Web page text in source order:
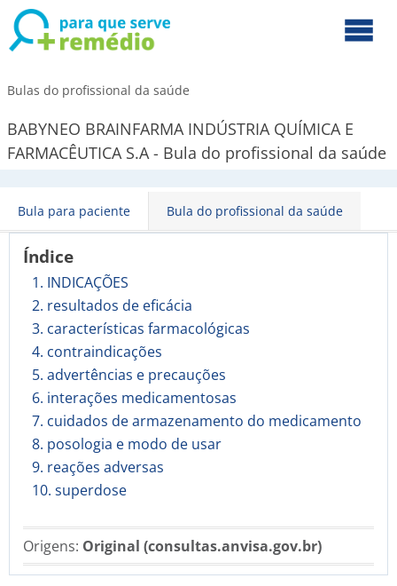
Bulas do profissional da saúde
BABYNEO BRAINFARMA INDÚSTRIA QUÍMICA E
FARMACÊUTICA S.A - Bula do profissional da saúde
Bula para paciente Bula do profissional da saúde
Índice
1. INDICAÇÕES
2. resultados de eficácia
3. características farmacológicas
4. contraindicações
5. advertências e precauções
6. interações medicamentosas
7. cuidados de armazenamento do medicamento
8. posologia e modo de usar
9. reações adversas
10. superdose
Origens: Original (consultas.anvisa.gov.br)